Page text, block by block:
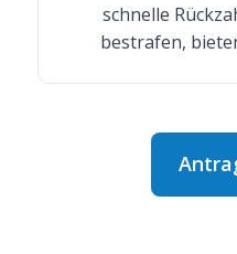
schnelle
bestrafen,